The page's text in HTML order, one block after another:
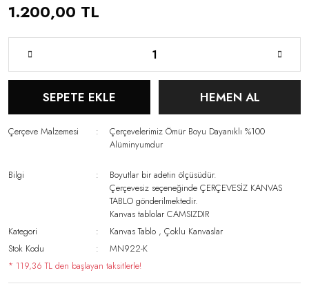
1.200,00 TL
SEPETE EKLE HEMEN AL
Çerçeve Malzemesi
Çerçevelerimiz Ömür Boyu Dayanıklı %100
Alüminyumdur
Bilgi
Boyutlar bir adetin ölçüsüdür.
Çerçevesiz seçeneğinde ÇERÇEVESİZ KANVAS
TABLO gönderilmektedir.
Kanvas tablolar CAMSIZDIR
Kategori
Kanvas Tablo ,Çoklu Kanvaslar
Stok Kodu
MN922-K
* 119,36 TL den başlayan taksitlerle!